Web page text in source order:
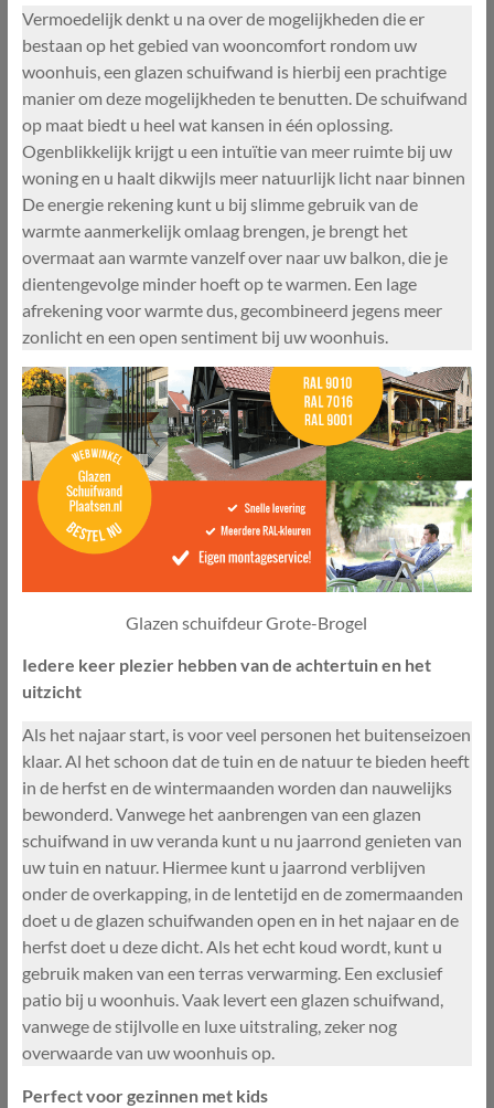
Vermoedelijk denkt u na over de mogelijkheden die er
bestaan op het gebied van wooncomfort rondom uw
woonhuis, een glazen schuifwand is hierbij een prachtige
manier om deze mogelijkheden te benutten. De schuifwand
op maat biedt u heel wat kansen in één oplossing.
Ogenblikkelijk krijgt u een intuïtie van meer ruimte bij uw
woning en u haalt dikwijls meer natuurlijk licht naar binnen
De energie rekening kunt u bij slimme gebruik van de
warmte aanmerkelijk omlaag brengen, je brengt het
overmaat aan warmte vanzelf over naar uw balkon, die je
dientengevolge minder hoeft op te warmen. Een lage
afrekening voor warmte dus, gecombineerd jegens meer
zonlicht en een open sentiment bij uw woonhuis.
Glazen schuifdeur Grote-Brogel
Iedere keer plezier hebben van de achtertuin en het
uitzicht
Als het najaar start, is voor veel personen het buitenseizoen
klaar. Al het schoon dat de tuin en de natuur te bieden heeft
in de herfst en de wintermaanden worden dan nauwelijks
bewonderd. Vanwege het aanbrengen van een glazen
schuifwand in uw veranda kunt u nu jaarrond genieten van
uw tuin en natuur. Hiermee kunt u jaarrond verblijven
onder de overkapping, in de lentetijd en de zomermaanden
doet u de glazen schuifwanden open en in het najaar en de
herfst doet u deze dicht. Als het echt koud wordt, kunt u
gebruik maken van een terras verwarming. Een exclusief
patio bij u woonhuis. Vaak levert een glazen schuifwand,
vanwege de stijlvolle en luxe uitstraling, zeker nog
overwaarde van uw woonhuis op.
Perfect voor gezinnen met kids